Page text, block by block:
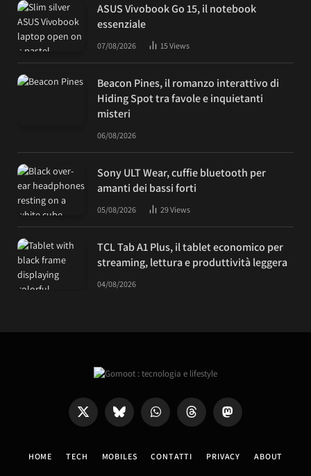
ASUS Vivobook Go 15, il notebook
essenziale
07/08/2026 15Views
Beacon Pines, il romanzo interattivo di
Hiding Spot tra favole e inquietanti
misteri
06/08/2026
Sony ULT Wear, cuffie bluetooth per
amanti dei bassi forti
05/08/2026 29Views
TCL Tab A1 Plus, il tablet economico per
streaming, lettura e produttività leggera
04/08/2026
X
(Twitter)
Bluesky WhatsAppThreads Mastodon
HOME TECH MOBILES CONTATTI PRIVACY ABOUT